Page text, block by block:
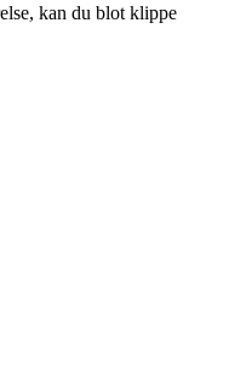
kan du blot klippe